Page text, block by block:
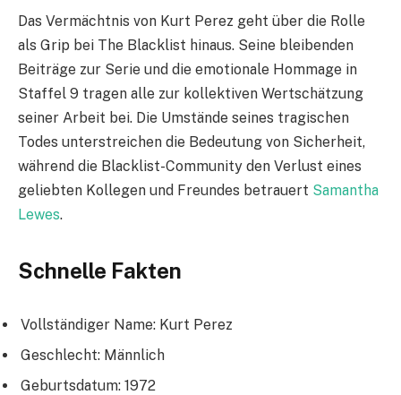
Das Vermächtnis von Kurt Perez geht über die Rolle
als Grip bei The Blacklist hinaus. Seine bleibenden
Beiträge zur Serie und die emotionale Hommage in
Staffel 9 tragen alle zur kollektiven Wertschätzung
seiner Arbeit bei. Die Umstände seines tragischen
Todes unterstreichen die Bedeutung von Sicherheit,
während die Blacklist-Community den Verlust eines
geliebten Kollegen und Freundes betrauert Samantha
Lewes.
Schnelle Fakten
Vollständiger Name: Kurt Perez
Geschlecht: Männlich
Geburtsdatum: 1972